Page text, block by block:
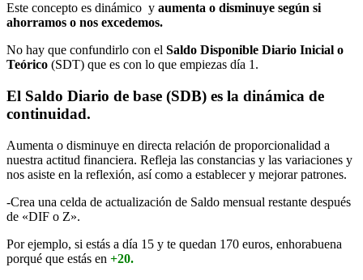
Este concepto es dinámico y aumenta o disminuye según si
ahorramos o nos excedemos.
No hay que confundirlo con el Saldo Disponible Diario Inicial o
Teórico (SDT) que es con lo que empiezas día 1.
El Saldo Diario de base (SDB) es la dinámica de
continuidad.
Aumenta o disminuye en directa relación de proporcionalidad a
nuestra actitud financiera. Refleja las constancias y las variaciones y
nos asiste en la reflexión, así como a establecer y mejorar patrones.
-Crea una celda de actualización de Saldo mensual restante después
de «DIF o Z».
Por ejemplo, si estás a día 15 y te quedan 170 euros, enhorabuena
porqué que estás en +20.